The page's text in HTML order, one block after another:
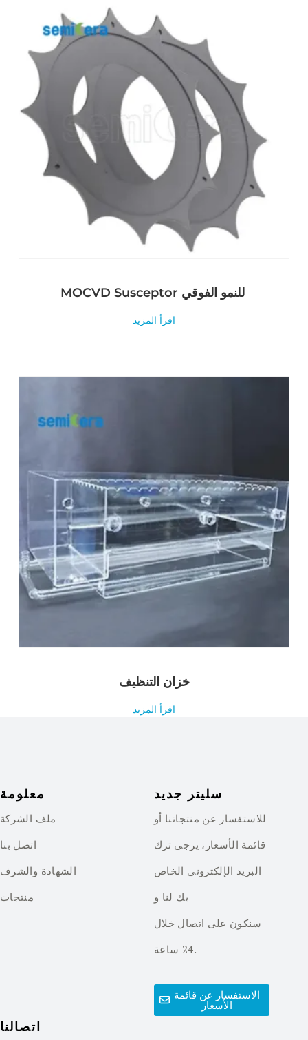
MOCVD Susceptor للنمو الفوقي
اقرأ المزيد
خزان التنظيف
اقرأ المزيد
معلومة
ملف الشركة
اتصل بنا
الشهادة والشرف
منتجات
سليتر جديد
للاستفسار عن منتجاتنا أو
قائمة الأسعار، يرجى ترك
البريد الإلكتروني الخاص
بك لنا و
سنكون على اتصال خلال
24 ساعة.
الاستفسار عن قائمة
الأسعار
اتصالنا